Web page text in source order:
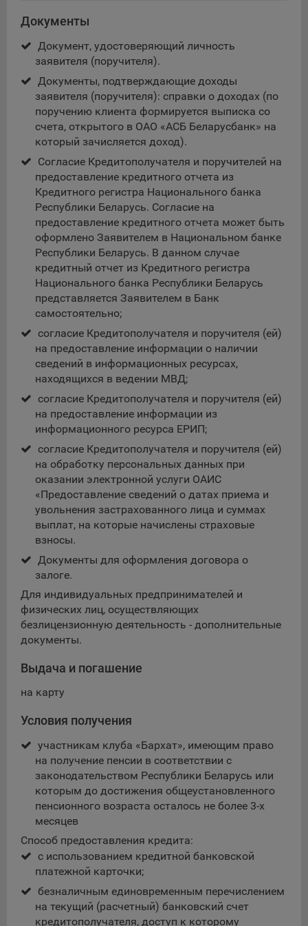
файлов cookie:
обрабатываемые на сайте файлы cookie. При этом
корректная работа сайта возможна только в случае
использования необходимых файлов cookie. В случае их
отключения может потребоваться совершать повторный
выбор предпочтений куки, языковой версии сайта, а
также могут некорректно отображаться некоторые
версии страниц.
Помимо настроек файлов cookie на сайте субъекты
персональных данных могут принять или отклонить сбор
всех или некоторых файлов cookie в настройках своего
браузера.
5.1. Обеспечение удобства пользователей сайтов;
5.2. Повышение качества функционирования сайтов, в том
числе корректность их работы;
5.3. Сбор аналитической информации в обобщенном виде
для оценки и дальнейшего улучшения работы сайтов;
5.4. Создание и предоставление персонализированной
рекламы пользователю.
9.1. Технические (обязательные) файлы cookie, например,
применяемые при регистрации либо входе в систему, или
для оставления отзыва либо комментария. Данные файлы
cookie используются в целях обеспечения корректной
работы сайтов и полноценного использования его
функционала пользователем, не могут быть отключены в
системах. Вместе с тем, пользователь может настроить
браузер, чтобы он блокировал такие файлы сookie или
уведомлял пользователя об их использовании — но в таком
случае некоторые разделы сайта могут не работать).
9.2. Функциональные файлы cookie, например,
определяющие имя пользователя. Данные файлы cookie
используются для обеспечения работы некоторых
пользователя или выбора языка, и для предотвращения
повторных прохождений опросов пользователями.
Подобные функции улучшают условия работы
пользователей с сайтом.
9.3. Файлы cookie предпочтений, например, для настройки
выборе пользователя на сайте и его предпочтениях и
выбранном пользователем городе и других местных
настройках для того, чтобы соответствующим образом
настраивать сайт.
9.4. Аналитические файлы cookie, например
Яндекс.Метрика, Google Analytics. Данные файлы cookie
собирают информацию о том, как пользователь
использовал сайты, и позволяют Обществу вносить в них
улучшения.
Аналитические файлы cookie показывают, какие страницы
сайта Общества посещаются чаще всего, помогают
выявлять трудности, возникающие при использовании
сайта, а также позволяют оценить эффективность
рекламы. Благодаря этому у Общества есть возможность
Документы
Документ, удостоверяющий личность
заявителя (поручителя).
Документы, подтверждающие доходы
заявителя (поручителя): справки о доходах (по
поручению клиента формируется выписка со
счета, открытого в ОАО «АСБ Беларусбанк» на
который зачисляется доход).
Cогласие Кредитополучателя и поручителей на
предоставление кредитного отчета из
Кредитного регистра Национального банка
Республики Беларусь. Согласие на
предоставление кредитного отчета может быть
оформлено Заявителем в Национальном банке
Республики Беларусь. В данном случае
кредитный отчет из Кредитного регистра
Национального банка Республики Беларусь
представляется Заявителем в Банк
самостоятельно;
согласие Кредитополучателя и поручителя (ей)
на предоставление информации о наличии
сведений в информационных ресурсах,
находящихся в ведении МВД;
согласие Кредитополучателя и поручителя (ей)
на предоставление информации из
информационного ресурса ЕРИП;
согласие Кредитополучателя и поручителя (ей)
на обработку персональных данных при
оказании электронной услуги ОАИС
«Предоставление сведений о датах приема и
увольнения застрахованного лица и суммах
выплат, на которые начислены страховые
взносы.
Документы для оформления договора о
залоге.
Для индивидуальных предпринимателей и
физических лиц, осуществляющих
безлицензионную деятельность - дополнительные
документы.
Выдача и погашение
на карту
Условия получения
участникам клуба «Бархат», имеющим право
на получение пенсии в соответствии с
законодательством Республики Беларусь или
которым до достижения общеустановленного
пенсионного возраста осталось не более 3-х
месяцев
Способ предоставления кредита:
с использованием кредитной банковской
платежной карточки;
безналичным единовременным перечислением
на текущий (расчетный) банковский счет
кредитополучателя, доступ к которому